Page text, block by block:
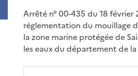
Arrêté n° 00-435 du 18
réglementation du mouillage
la zone marine protégée de
les eaux du département de